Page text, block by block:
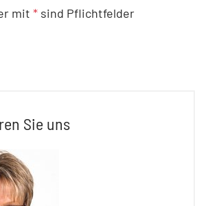
mit *sind Pflichtfelder
Sie uns